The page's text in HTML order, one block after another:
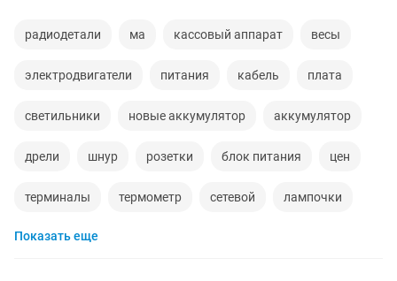
радиодетали ма кассовый аппарат весы
электродвигатели питания кабель плата
светильники новые аккумулятор аккумулятор
дрели шнур розетки блок питания цен
терминалы термометр сетевой лампочки
выключатели
Показать еще